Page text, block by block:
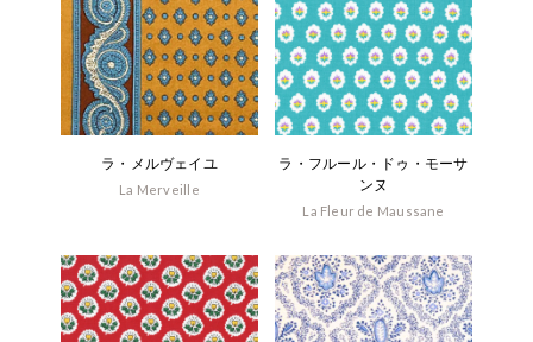
ラ・メルヴェイユ
La Merveille
ラ・フルール・ドゥ・モーサ
ンヌ
La Fleur de Maussane